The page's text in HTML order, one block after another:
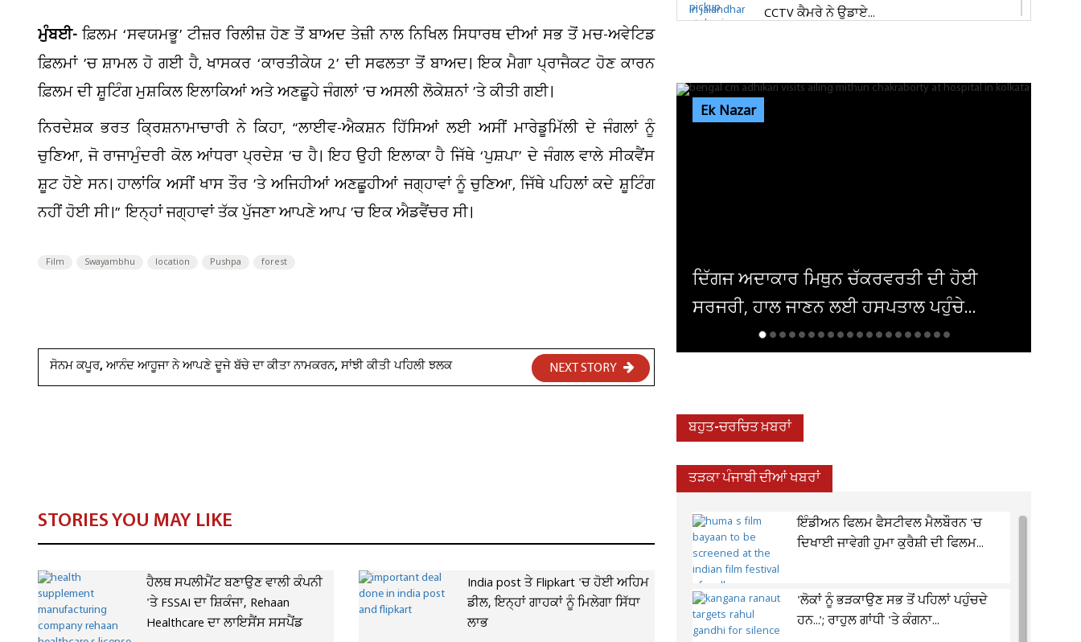
ਮੁੰਬਈ-ਫ਼ਿਲਮ ‘ਸਵਯਮਭੂ’ ਟੀਜ਼ਰ ਰਿਲੀਜ਼ ਹੋਣ ਤੋਂ ਬਾਅਦ ਤੇਜ਼ੀ ਨਾਲ ਨਿਖਿਲ ਸਿਧਾਰਥ ਦੀਆਂ ਸਭ ਤੋਂ ਮਚ-ਅਵੇਟਿਡ
ਫ਼ਿਲਮਾਂ ’ਚ ਸ਼ਾਮਲ ਹੋ ਗਈ ਹੈ, ਖਾਸਕਰ ‘ਕਾਰਤੀਕੇਯ 2’ ਦੀ ਸਫਲਤਾ ਤੋਂ ਬਾਅਦ। ਇਕ ਮੈਗਾ ਪ੍ਰਾਜੈਕਟ ਹੋਣ ਕਾਰਨ
ਫ਼ਿਲਮ ਦੀ ਸ਼ੂਟਿੰਗ ਮੁਸ਼ਕਿਲ ਇਲਾਕਿਆਂ ਅਤੇ ਅਣਛੂਹੇ ਜੰਗਲਾਂ ’ਚ ਅਸਲੀ ਲੋਕੇਸ਼ਨਾਂ ’ਤੇ ਕੀਤੀ ਗਈ।
ਨਿਰਦੇਸ਼ਕ ਭਰਤ ਕ੍ਰਿਸ਼ਨਾਮਾਚਾਰੀ ਨੇ ਕਿਹਾ, “ਲਾਈਵ-ਐਕਸ਼ਨ ਹਿੱਸਿਆਂ ਲਈ ਅਸੀਂ ਮਾਰੇਡੂਮਿੱਲੀ ਦੇ ਜੰਗਲਾਂ ਨੂੰ
ਚੁਣਿਆ, ਜੋ ਰਾਜਾਮੁੰਦਰੀ ਕੋਲ ਆਂਧਰਾ ਪ੍ਰਦੇਸ਼ ’ਚ ਹੈ। ਇਹ ਉਹੀ ਇਲਾਕਾ ਹੈ ਜਿੱਥੇ ‘ਪੁਸ਼ਪਾ’ ਦੇ ਜੰਗਲ ਵਾਲੇ ਸੀਕਵੈਂਸ
ਸ਼ੂਟ ਹੋਏ ਸਨ। ਹਾਲਾਂਕਿ ਅਸੀਂ ਖਾਸ ਤੌਰ ’ਤੇ ਅਜਿਹੀਆਂ ਅਣਛੂਹੀਆਂ ਜਗ੍ਹਾਵਾਂ ਨੂੰ ਚੁਣਿਆ, ਜਿੱਥੇ ਪਹਿਲਾਂ ਕਦੇ ਸ਼ੂਟਿੰਗ
ਨਹੀਂ ਹੋਈ ਸੀ।” ਇਨ੍ਹਾਂ ਜਗ੍ਹਾਵਾਂ ਤੱਕ ਪੁੱਜਣਾ ਆਪਣੇ ਆਪ ’ਚ ਇਕ ਐਡਵੈਂਚਰ ਸੀ।
Film Swayambhu location Pushpa forest
ਸੋਨਮ ਕਪੂਰ, ਆਨੰਦ ਆਹੂਜਾ ਨੇ ਆਪਣੇ ਦੂਜੇ ਬੱਚੇ ਦਾ ਕੀਤਾ ਨਾਮਕਰਨ, ਸਾਂਝੀ ਕੀਤੀ ਪਹਿਲੀ ਝਲਕ NEXT STORY
STORIES YOU MAY LIKE
ਹੈਲਥ ਸਪਲੀਮੈਂਟ ਬਣਾਉਣ ਵਾਲੀ ਕੰਪਨੀ
'ਤੇ FSSAI ਦਾ ਸ਼ਿਕੰਜਾ, Rehaan
Healthcare ਦਾ ਲਾਇਸੈਂਸ ਸਸਪੈਂਡ
India post ਤੇ Flipkart 'ਚ ਹੋਈ ਅਹਿਮ
ਡੀਲ, ਇਨ੍ਹਾਂ ਗਾਹਕਾਂ ਨੂੰ ਮਿਲੇਗਾ ਸਿੱਧਾ
ਲਾਭ
CCTV ਕੈਮਰੇ ਨੇ ਉਡਾਏ...
Ek Nazar
ਦਿੱਗਜ ਅਦਾਕਾਰ ਮਿਥੁਨ ਚੱਕਰਵਰਤੀ ਦੀ ਹੋਈ
ਦਮਿਸ਼ਕ 'ਚ ਬੰਬ ਧਮਾਕਾ, 14 ਲੋਕ ਜ਼ਖਮੀ
ਬਹੁਤ-ਚਰਚਿਤ ਖ਼ਬਰਾਂ
ਤੜਕਾ ਪੰਜਾਬੀ ਦੀਆਂ ਖਬਰਾਂ
ਇੰਡੀਅਨ ਫਿਲਮ ਫੈਸਟੀਵਲ ਮੈਲਬੌਰਨ 'ਚ
ਦਿਖਾਈ ਜਾਵੇਗੀ ਹੁਮਾ ਕੁਰੈਸ਼ੀ ਦੀ ਫਿਲਮ...
'ਲੋਕਾਂ ਨੂੰ ਭੜਕਾਉਣ ਸਭ ਤੋਂ ਪਹਿਲਾਂ ਪਹੁੰਚਦੇ
ਹਨ...'; ਰਾਹੁਲ ਗਾਂਧੀ 'ਤੇ ਕੰਗਨਾ...